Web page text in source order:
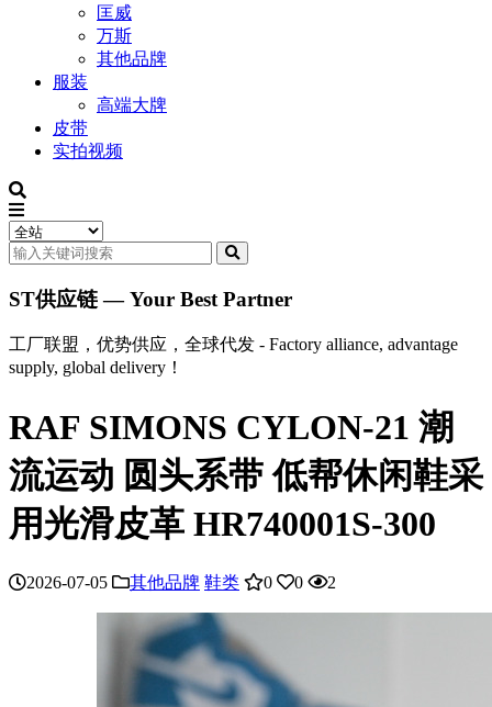
匡威
万斯
其他品牌
服装
高端大牌
皮带
实拍视频
ST供应链 — Your Best Partner
工厂联盟，优势供应，全球代发 - Factory alliance, advantage
supply, global delivery！
RAF SIMONS CYLON-21 潮
流运动 圆头系带 低帮休闲鞋采
用光滑皮革 HR740001S-300
2026-07-05 其他品牌 鞋类 0 0 2